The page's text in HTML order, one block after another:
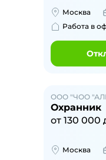
Москва
Работа в
ООО "ЧОО
Охранник
от 130 000
Москва